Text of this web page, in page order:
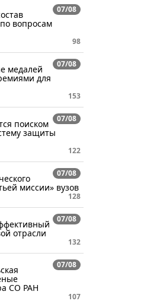
07/08
вопросам
98
07/08
медалей
для
153
07/08
поиском
защиты
122
07/08
миссии» вузов
128
07/08
отрасли
132
07/08
СО РАН
107